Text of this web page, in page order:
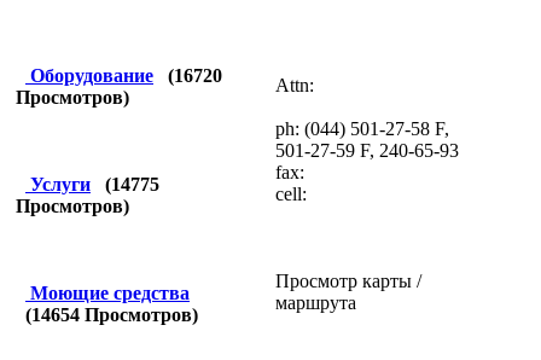
Оборудование (16720
Просмотров)
Услуги (14775
Просмотров)
Моющие средства
(14654 Просмотров)
Attn:
ph: (044) 501-27-58 F,
501-27-59 F, 240-65-93
fax:
cell:
Просмотр карты /
маршрута